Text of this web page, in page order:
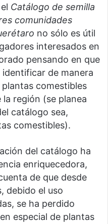
Catálogo de semilla
comunidades
no sólo es útil
interesados en
pensando en que
de manera
plantas comestibles
región (se planea
catálogo sea,
comestibles).
del catálogo ha
enriquecedora,
de que desde
debido el uso
se ha perdido
especial de plantas